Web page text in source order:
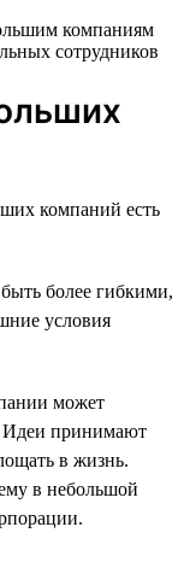
компаний есть
более гибкими,
условия
может
Идеи принимают
в жизнь.
в небольшой